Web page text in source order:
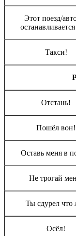
Этот поезд/
Такси!
Отстань!
Пошёл вон!
Оставь меня в
Не трогай
Ты сдурел что
Осёл!